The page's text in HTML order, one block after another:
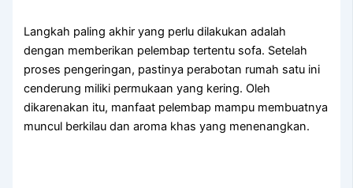
Langkah paling akhir yang perlu dilakukan adalah
dengan memberikan pelembap tertentu sofa. Setelah
proses pengeringan, pastinya perabotan rumah satu ini
cenderung miliki permukaan yang kering. Oleh
dikarenakan itu, manfaat pelembap mampu membuatnya
muncul berkilau dan aroma khas yang menenangkan.